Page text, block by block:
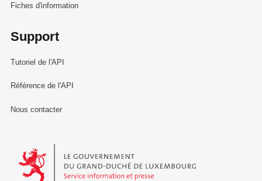
Fiches d'information
Support
Tutoriel de l'API
Référence de l'API
Nous contacter
Le Gouvernement du Grand-Duché de Luxembourg - Service